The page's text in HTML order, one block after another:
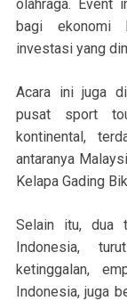
olahraga. Event
bagi ekonomi
investasi yang
Acara ini juga
pusat sport
kontinental,
antaranya
Kelapa Gading
Selain itu, dua
Indonesia,
ketinggalan,
Indonesia, juga